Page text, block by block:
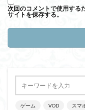
次回のコメントで使用する
サイトを保存する。
ゲーム VOD スマ